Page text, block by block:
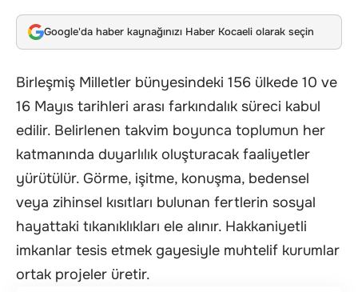
Google'da haber kaynağınızı Haber Kocaeli olarak seçin
Birleşmiş Milletler bünyesindeki 156 ülkede 10 ve
16 Mayıs tarihleri arası farkındalık süreci kabul
edilir. Belirlenen takvim boyunca toplumun her
katmanında duyarlılık oluşturacak faaliyetler
yürütülür. Görme, işitme, konuşma, bedensel
veya zihinsel kısıtları bulunan fertlerin sosyal
hayattaki tıkanıklıkları ele alınır. Hakkaniyetli
imkanlar tesis etmek gayesiyle muhtelif kurumlar
ortak projeler üretir.